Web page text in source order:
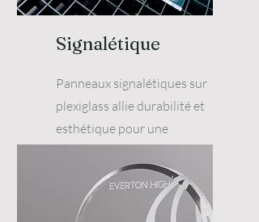
Signalétique
Panneaux signalétiques sur
plexiglass allie durabilité et
esthétique pour une
professionnelle.